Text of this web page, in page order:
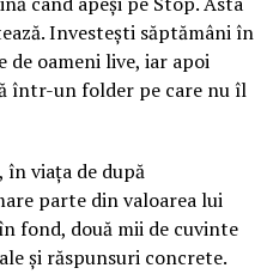
sunt proveniţi din muncă
copii crește cu circa
Investești săptămâni în
de oameni live, iar apoi
într-un folder pe care nu îl
viața de după
parte din valoarea lui
fond, două mii de cuvinte
și răspunsuri concrete.